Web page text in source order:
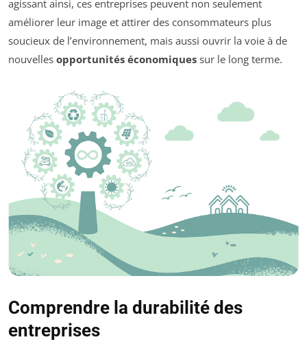
agissant ainsi, ces entreprises peuvent non seulement
améliorer leur image et attirer des consommateurs plus
soucieux de l’environnement, mais aussi ouvrir la voie à de
nouvelles opportunités économiques sur le long terme.
Comprendre la durabilité des
entreprises